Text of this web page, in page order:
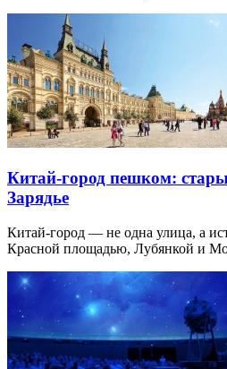
Китай-город пешком:
Зарядье
Китай-город — не одна улица, а
Красной площадью, Лубянкой и